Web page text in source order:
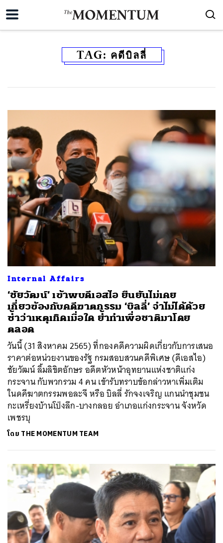
TAG: คดีบิลลี่
Internal Affairs
‘ชัยวัฒน์’ เข้าพบดีเอสไอ ยืนยันไม่เคย
เกี่ยวข้องกับคดีฆาตกรรม ‘บิลลี่’ จำไม่ได้ด้วย
ซ้ำว่าเหตุเกิดเมื่อใด ย้ำทำเพื่อชาติมาโดย
ตลอด
วันนี้ (31 สิงหาคม 2565) ที่กองคดีความผิดเกี่ยวกับการเสนอ
ราคาต่อหน่วยงานของรัฐ กรมสอบสวนคดีพิเศษ (ดีเอสไอ)
ชัยวัฒน์ ลิ้มลิขิตอักษร อดีตหัวหน้าอุทยานแห่งชาติแก่ง
กระจาน กับพวกรวม 4 คน เข้ารับทราบข้อกล่าวหาเพิ่มเติม
ในดคีฆาตกรรมพอละจี หรือ บิลลี่ รักจงเจริญ แกนนำชุมชน
กะเหรี่ยงบ้านโป่งลึก-บางกลอย อำเภอแก่งกระจาน จังหวัด
เพชรบุ
โดย THE MOMENTUM TEAM